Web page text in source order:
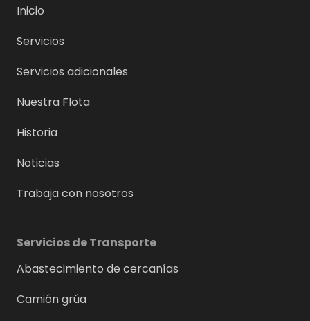
Inicio
Servicios
Servicios adicionales
Nuestra Flota
Historia
Noticias
Trabaja con nosotros
Servicios de Transporte
Abastecimiento de cercanías
Camión grúa